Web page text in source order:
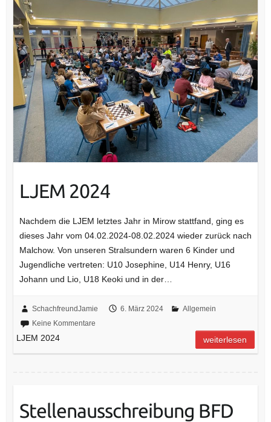
LJEM 2024
Nachdem die LJEM letztes Jahr in Mirow stattfand, ging es
dieses Jahr vom 04.02.2024-08.02.2024 wieder zurück nach
Malchow. Von unseren Stralsundern waren 6 Kinder und
Jugendliche vertreten: U10 Josephine, U14 Henry, U16
Johann und Lio, U18 Keoki und in der…
SchachfreundJamie 6. März 2024
Allgemein
Keine Kommentare
LJEM 2024 weiterlesen
Stellenausschreibung BFD